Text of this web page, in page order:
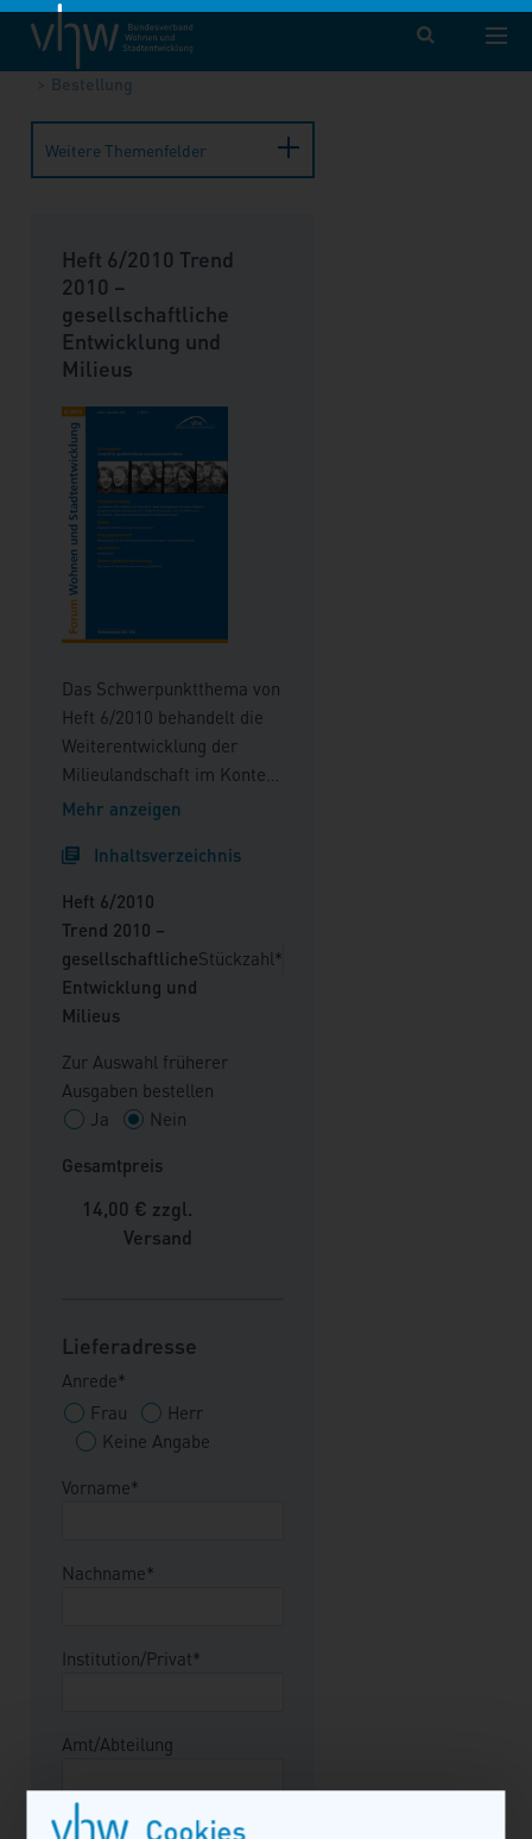
Cookies
vhw – Bundesverband für Wohnen und Stadtentwicklung e. V.
Publikationen
Forum Wohnen und Stadtentwicklung
Bestellung
Weitere Themenfelder
Heft 6/2010 Trend
2010 –
gesellschaftliche
Entwicklung und
Milieus
Das Schwerpunktthema von
Heft 6/2010 behandelt die
Weiterentwicklung der
Milieulandschaft im Kontext
der gesellschaftlichen
stehen neue Erkenntnisse
aus der vhw-
Trendbefragung 2010 zum
u. a. deutlich, dass die
ökonomisch-politische und
Entwicklung der letzten
Jahre auch beim Thema
Wohnen tiefe Spuren
diesem existenziellen
Lebensbereich möchten
viele Bürger Unsicherheiten
Mehr anzeigen
Inhaltsverzeichnis
Heft 6/2010
Trend 2010 –
gesellschaftliche
Entwicklung und
Milieus
Stückzahl*
Zur Auswahl früherer
Ausgaben bestellen
Ja
Nein
Gesamtpreis
14,00 € zzgl.
Versand
Lieferadresse
Anrede*
Frau
Herr
Keine Angabe
Vorname*
Nachname*
Institution/Privat*
Amt/Abteilung
Funktion